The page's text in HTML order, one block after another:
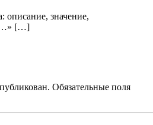
описание, значение,
[…]
Обязательные поля